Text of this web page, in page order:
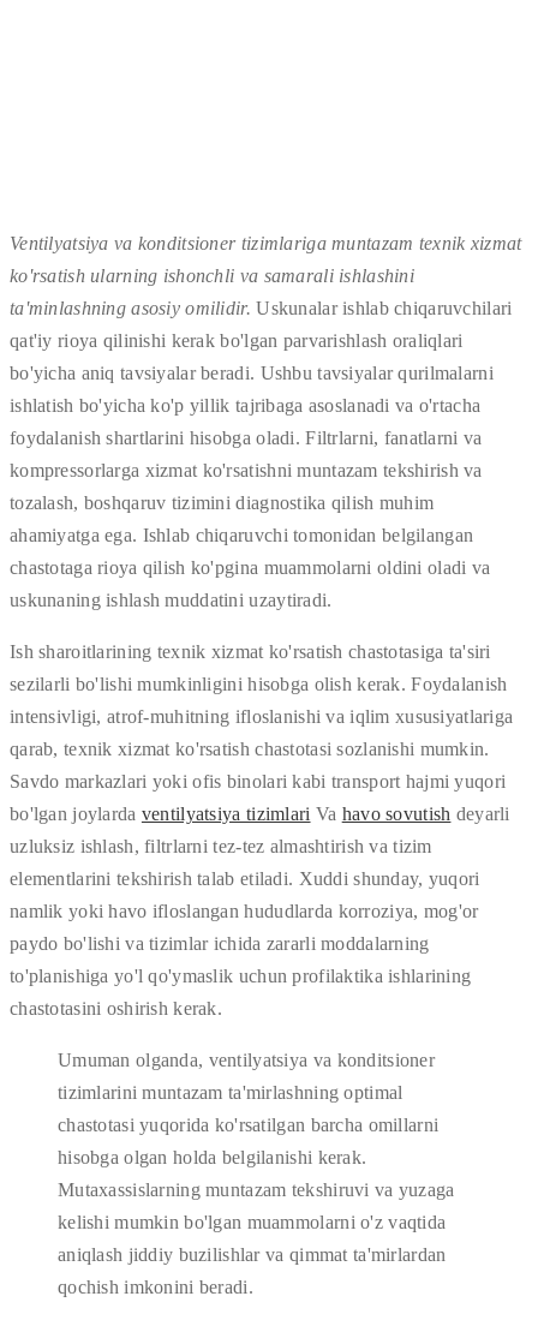
Ventilyatsiya va konditsioner tizimlariga muntazam texnik xizmat
ko'rsatish ularning ishonchli va samarali ishlashini
ta'minlashning asosiy omilidir. Uskunalar ishlab chiqaruvchilari
qat'iy rioya qilinishi kerak bo'lgan parvarishlash oraliqlari
bo'yicha aniq tavsiyalar beradi. Ushbu tavsiyalar qurilmalarni
ishlatish bo'yicha ko'p yillik tajribaga asoslanadi va o'rtacha
foydalanish shartlarini hisobga oladi. Filtrlarni, fanatlarni va
kompressorlarga xizmat ko'rsatishni muntazam tekshirish va
tozalash, boshqaruv tizimini diagnostika qilish muhim
ahamiyatga ega. Ishlab chiqaruvchi tomonidan belgilangan
chastotaga rioya qilish ko'pgina muammolarni oldini oladi va
uskunaning ishlash muddatini uzaytiradi.
Ish sharoitlarining texnik xizmat ko'rsatish chastotasiga ta'siri
sezilarli bo'lishi mumkinligini hisobga olish kerak. Foydalanish
intensivligi, atrof-muhitning ifloslanishi va iqlim xususiyatlariga
qarab, texnik xizmat ko'rsatish chastotasi sozlanishi mumkin.
Savdo markazlari yoki ofis binolari kabi transport hajmi yuqori
bo'lgan joylarda ventilyatsiya tizimlari Va havo sovutish deyarli
uzluksiz ishlash, filtrlarni tez-tez almashtirish va tizim
elementlarini tekshirish talab etiladi. Xuddi shunday, yuqori
namlik yoki havo ifloslangan hududlarda korroziya, mog'or
paydo bo'lishi va tizimlar ichida zararli moddalarning
to'planishiga yo'l qo'ymaslik uchun profilaktika ishlarining
chastotasini oshirish kerak.
Umuman olganda, ventilyatsiya va konditsioner
tizimlarini muntazam ta'mirlashning optimal
chastotasi yuqorida ko'rsatilgan barcha omillarni
hisobga olgan holda belgilanishi kerak.
Mutaxassislarning muntazam tekshiruvi va yuzaga
kelishi mumkin bo'lgan muammolarni o'z vaqtida
aniqlash jiddiy buzilishlar va qimmat ta'mirlardan
qochish imkonini beradi.